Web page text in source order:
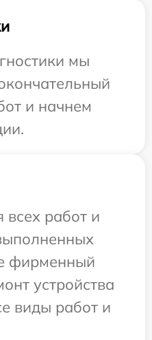
мы
и начнем
работ и
фирменный
устройства
виды работ и